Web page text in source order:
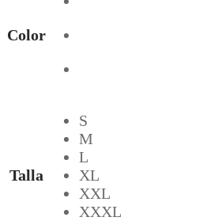
Color
Talla
S
M
L
XL
XXL
XXXL